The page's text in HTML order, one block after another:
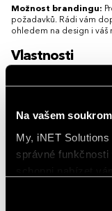
Na vašem
My, iNET
správné
v reklamní síti na
Možnost brandingu:
požadavků. Rádi vám
ohledem na design i váš
Vlastnosti
Hlavní barva
Materiál